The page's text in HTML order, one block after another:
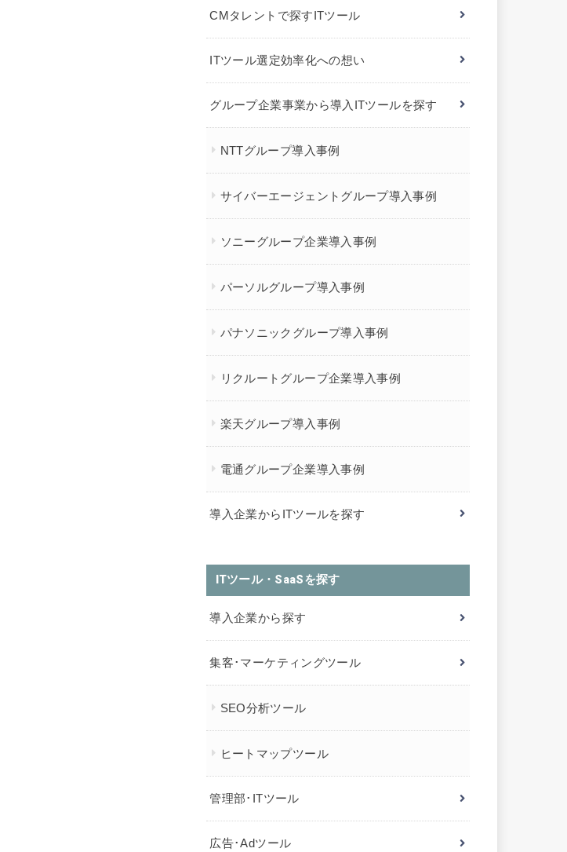
CMタレントで探すITツール
ITツール選定効率化への想い
グループ企業事業から導入ITツールを探す
NTTグループ導入事例
サイバーエージェントグループ導入事例
ソニーグループ企業導入事例
パーソルグループ導入事例
パナソニックグループ導入事例
リクルートグループ企業導入事例
楽天グループ導入事例
電通グループ企業導入事例
導入企業からITツールを探す
ITツール・SaaSを探す
導入企業から探す
集客･マーケティングツール
SEO分析ツール
ヒートマップツール
管理部･ITツール
広告･Adツール